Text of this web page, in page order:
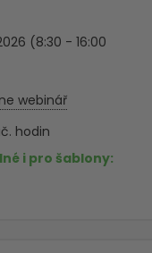
(8:30 - 16:00
webinář
i pro šablony